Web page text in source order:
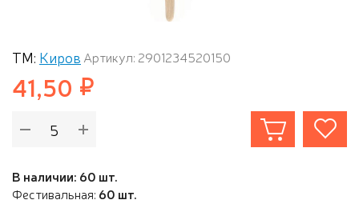
ТМ: Киров Артикул: 2901234520150
41,50
В наличии: 60 шт.
Фестивальная: 60 шт.